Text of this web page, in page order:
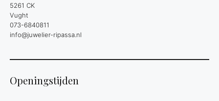
5261 CK
Vught
073-6840811
info@juwelier-ripassa.nl
Openingstijden